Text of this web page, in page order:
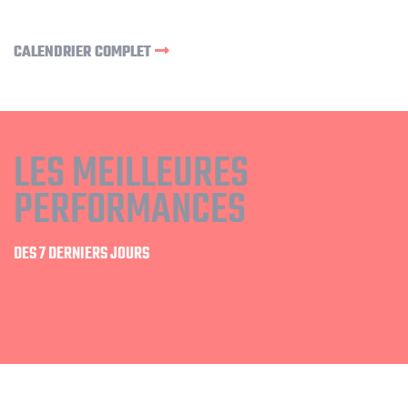
CALENDRIER COMPLET
LES MEILLEURES
PERFORMANCES
DES 7 DERNIERS JOURS